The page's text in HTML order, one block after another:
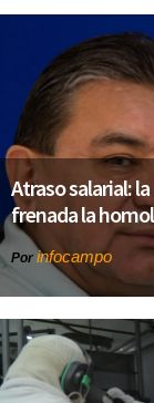
Atraso salarial:
frenada la
Por infocampo